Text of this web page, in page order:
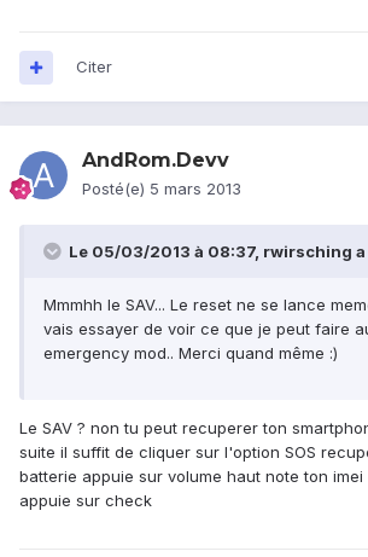
Citer
AndRom.Devv
Posté(e) 5 mars 2013
Le 05/03/2013 à 08:37, rwirsching a
Mmmhh le SAV... Le reset ne se lance
vais essayer de voir ce que je peut faire
emergency mod.. Merci quand même :)
Le SAV ? non tu peut recuperer ton
suite il suffit de cliquer sur l'option SOS
batterie appuie sur volume haut note ton
appuie sur check